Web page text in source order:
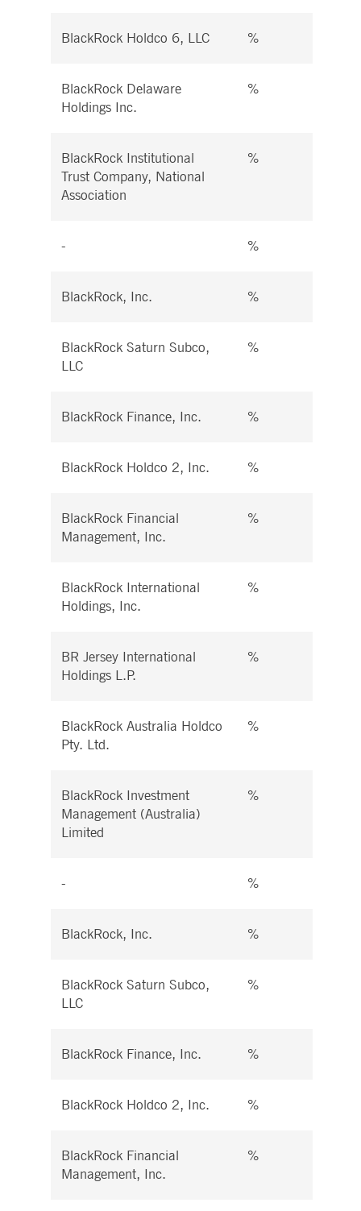
BlackRock Holdco 6, LLC %
BlackRock Delaware
Holdings Inc.
%
BlackRock Institutional
Trust Company, National
Association
%
- %
BlackRock, Inc. %
BlackRock Saturn Subco,
LLC
%
BlackRock Finance, Inc. %
BlackRock Holdco 2, Inc. %
BlackRock Financial
Management, Inc.
%
BlackRock International
Holdings, Inc.
%
BR Jersey International
Holdings L.P.
%
BlackRock Australia Holdco
Pty. Ltd.
%
BlackRock Investment
Management (Australia)
Limited
%
- %
BlackRock, Inc. %
BlackRock Saturn Subco,
LLC
%
BlackRock Finance, Inc. %
BlackRock Holdco 2, Inc. %
BlackRock Financial
Management, Inc.
%